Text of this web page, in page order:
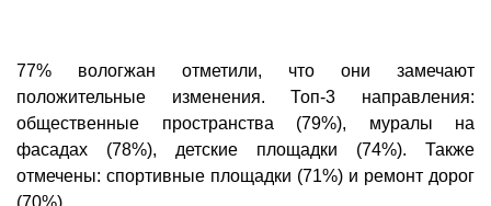
77% вологжан отметили, что они замечают
положительные изменения. Топ-3 направления:
общественные пространства (79%), муралы на
фасадах (78%), детские площадки (74%). Также
отмечены: спортивные площадки (71%) и ремонт дорог
(70%).